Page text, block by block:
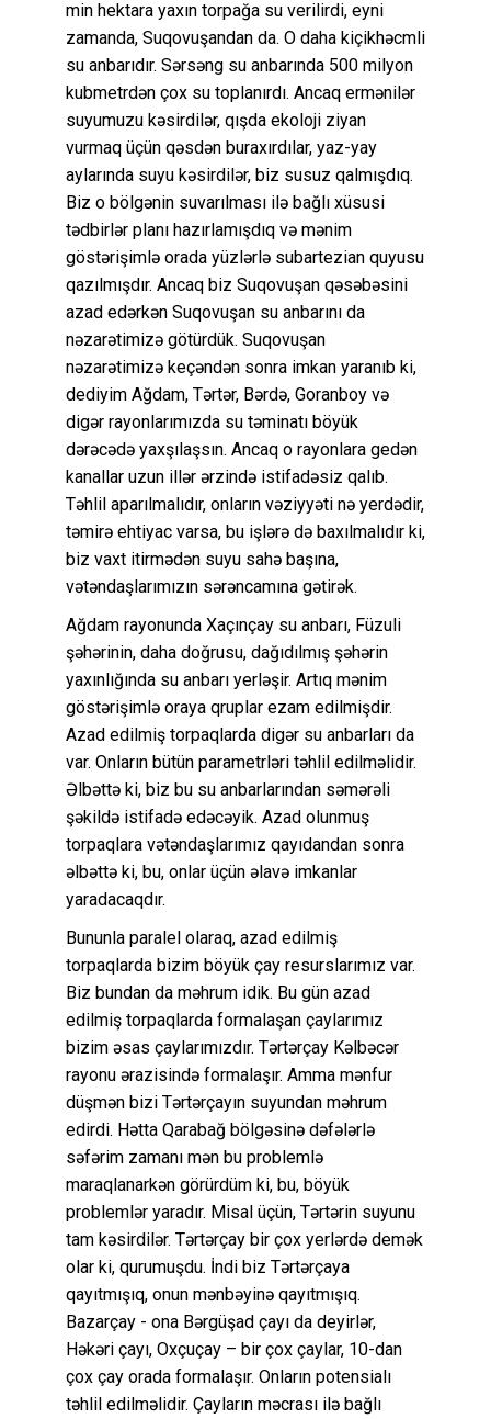
min hektara yaxın torpağa su verilirdi, eyni
zamanda, Suqovuşandan da. O daha kiçikhəcmli
su anbarıdır. Sərsəng su anbarında 500 milyon
kubmetrdən çox su toplanırdı. Ancaq ermənilər
suyumuzu kəsirdilər, qışda ekoloji ziyan
vurmaq üçün qəsdən buraxırdılar, yaz-yay
aylarında suyu kəsirdilər, biz susuz qalmışdıq.
Biz o bölgənin suvarılması ilə bağlı xüsusi
tədbirlər planı hazırlamışdıq və mənim
göstərişimlə orada yüzlərlə subartezian quyusu
qazılmışdır. Ancaq biz Suqovuşan qəsəbəsini
azad edərkən Suqovuşan su anbarını da
nəzarətimizə götürdük. Suqovuşan
nəzarətimizə keçəndən sonra imkan yaranıb ki,
dediyim Ağdam, Tərtər, Bərdə, Goranboy və
digər rayonlarımızda su təminatı böyük
dərəcədə yaxşılaşsın. Ancaq o rayonlara gedən
kanallar uzun illər ərzində istifadəsiz qalıb.
Təhlil aparılmalıdır, onların vəziyyəti nə yerdədir,
təmirə ehtiyac varsa, bu işlərə də baxılmalıdır ki,
biz vaxt itirmədən suyu sahə başına,
vətəndaşlarımızın sərəncamına gətirək.
Ağdam rayonunda Xaçınçay su anbarı, Füzuli
şəhərinin, daha doğrusu, dağıdılmış şəhərin
yaxınlığında su anbarı yerləşir. Artıq mənim
göstərişimlə oraya qruplar ezam edilmişdir.
Azad edilmiş torpaqlarda digər su anbarları da
var. Onların bütün parametrləri təhlil edilməlidir.
Əlbəttə ki, biz bu su anbarlarından səmərəli
şəkildə istifadə edəcəyik. Azad olunmuş
torpaqlara vətəndaşlarımız qayıdandan sonra
əlbəttə ki, bu, onlar üçün əlavə imkanlar
yaradacaqdır.
Bununla paralel olaraq, azad edilmiş
torpaqlarda bizim böyük çay resurslarımız var.
Biz bundan da məhrum idik. Bu gün azad
edilmiş torpaqlarda formalaşan çaylarımız
bizim əsas çaylarımızdır. Tərtərçay Kəlbəcər
rayonu ərazisində formalaşır. Amma mənfur
düşmən bizi Tərtərçayın suyundan məhrum
edirdi. Hətta Qarabağ bölgəsinə dəfələrlə
səfərim zamanı mən bu problemlə
maraqlanarkən görürdüm ki, bu, böyük
problemlər yaradır. Misal üçün, Tərtərin suyunu
tam kəsirdilər. Tərtərçay bir çox yerlərdə demək
olar ki, qurumuşdu. İndi biz Tərtərçaya
qayıtmışıq, onun mənbəyinə qayıtmışıq.
Bazarçay - ona Bərgüşad çayı da deyirlər,
Həkəri çayı, Oxçuçay – bir çox çaylar, 10-dan
çox çay orada formalaşır. Onların potensialı
təhlil edilməlidir. Çayların məcrası ilə bağlı